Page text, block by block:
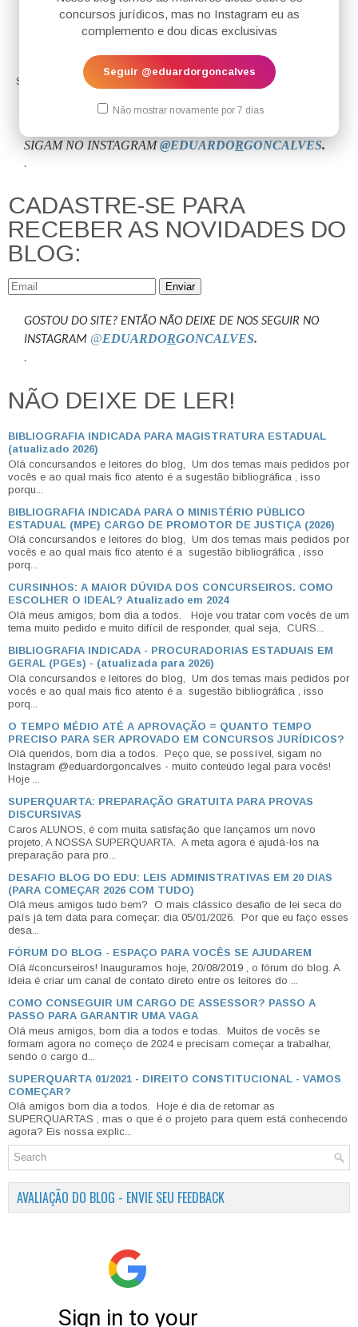
concursos jurídicos, mas no Instagram eu as
complemento e dou dicas exclusivas
Seguir @eduardorgoncalves
Não mostrar novamente por 7 dias
Sua interação é fundamental para nós!
SIGAM NO INSTAGRAM@EDUARDORGONCALVES.
.
CADASTRE-SE PARA
RECEBER AS NOVIDADES DO
BLOG:
Enviar
GOSTOU DO SITE? ENTÃO NÃO DEIXE DE NOS SEGUIR NO
INSTAGRAM @EDUARDORGONCALVES.
.
NÃO DEIXE DE LER!
BIBLIOGRAFIA INDICADA PARA MAGISTRATURA ESTADUAL
(atualizado 2026)
Olá concursandos e leitores do blog, Um dos temas mais pedidos por
vocês e ao qual mais fico atento é a sugestão bibliográfica , isso
porqu...
BIBLIOGRAFIA INDICADA PARA O MINISTÉRIO PÚBLICO
ESTADUAL (MPE) CARGO DE PROMOTOR DE JUSTIÇA (2026)
Olá concursandos e leitores do blog, Um dos temas mais pedidos por
vocês e ao qual mais fico atento é a sugestão bibliográfica , isso
porq...
CURSINHOS: A MAIOR DÚVIDA DOS CONCURSEIROS. COMO
ESCOLHER O IDEAL? Atualizado em 2024
Olá meus amigos, bom dia a todos. Hoje vou tratar com vocês de um
tema muito pedido e muito difícil de responder, qual seja, CURS...
BIBLIOGRAFIA INDICADA - PROCURADORIAS ESTADUAIS EM
GERAL (PGEs) - (atualizada para 2026)
Olá concursandos e leitores do blog, Um dos temas mais pedidos por
vocês e ao qual mais fico atento é a sugestão bibliográfica , isso
porq...
O TEMPO MÉDIO ATÉ A APROVAÇÃO = QUANTO TEMPO
PRECISO PARA SER APROVADO EM CONCURSOS JURÍDICOS?
Olá queridos, bom dia a todos. Peço que, se possível, sigam no
Instagram @eduardorgoncalves - muito conteúdo legal para vocês!
Hoje ...
SUPERQUARTA: PREPARAÇÃO GRATUITA PARA PROVAS
DISCURSIVAS
Caros ALUNOS, é com muita satisfação que lançamos um novo
projeto, A NOSSA SUPERQUARTA. A meta agora é ajudá-los na
preparação para pro...
DESAFIO BLOG DO EDU: LEIS ADMINISTRATIVAS EM 20 DIAS
(PARA COMEÇAR 2026 COM TUDO)
Olá meus amigos tudo bem? O mais clássico desafio de lei seca do
país já tem data para começar: dia 05/01/2026. Por que eu faço esses
desa...
FÓRUM DO BLOG - ESPAÇO PARA VOCÊS SE AJUDAREM
Olá #concurseiros! Inauguramos hoje, 20/08/2019 , o fórum do blog. A
ideia é criar um canal de contato direto entre os leitores do ...
COMO CONSEGUIR UM CARGO DE ASSESSOR? PASSO A
PASSO PARA GARANTIR UMA VAGA
Olá meus amigos, bom dia a todos e todas. Muitos de vocês se
formam agora no começo de 2024 e precisam começar a trabalhar,
sendo o cargo d...
SUPERQUARTA 01/2021 - DIREITO CONSTITUCIONAL - VAMOS
COMEÇAR?
Olá amigos bom dia a todos. Hoje é dia de retomar as
SUPERQUARTAS , mas o que é o projeto para quem está conhecendo
agora? Eis nossa explic...
AVALIAÇÃO DO BLOG - ENVIE SEU FEEDBACK